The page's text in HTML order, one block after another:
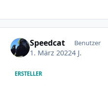
Speedcat Benutzer
1. März 20224 J.
ERSTELLER